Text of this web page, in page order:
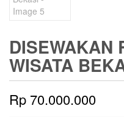
DISEWAKAN
WISATA
Rp 70.000.000